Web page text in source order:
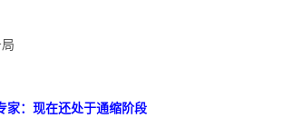
家：现在还处于通缩阶段